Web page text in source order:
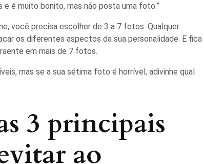
e é muito bonito, mas não posta uma foto.”
você precisa escolher de 3 a 7 fotos. Qualquer
os diferentes aspectos da sua personalidade. E fica
em mais de 7 fotos.
mas se a sua sétima foto é horrível, adivinhe qual
3 principais
ao